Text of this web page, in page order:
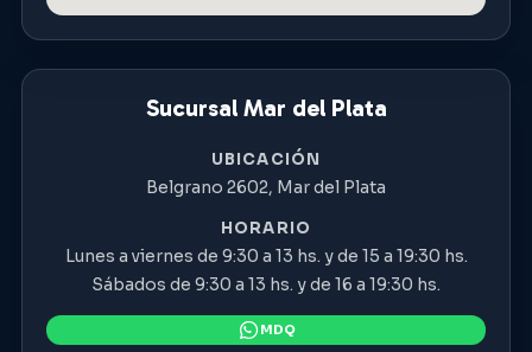
Sucursal Mar del Plata
UBICACIÓN
Belgrano 2602, Mar del Plata
HORARIO
Lunes a viernes de 9:30 a 13 hs. y de 15 a 19:30 hs.
Sábados de 9:30 a 13 hs. y de 16 a 19:30 hs.